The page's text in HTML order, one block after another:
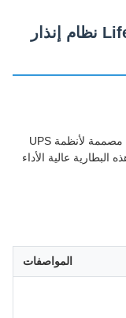
بطارية ليتيم آيون Lifepo4 24V 7Ah نظام إنذار
بطارية ليثيوم أيون لايفبو4 بطارية 24 فولت 7Ah مصممة لأنظمة UPS
البطارية عالية الأداء
المواصفات